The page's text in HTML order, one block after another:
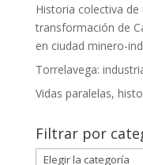
Historia colectiva de
transformación de
en ciudad minero-
Torrelavega:
Vidas paralelas,
Filtrar por
Filtrar